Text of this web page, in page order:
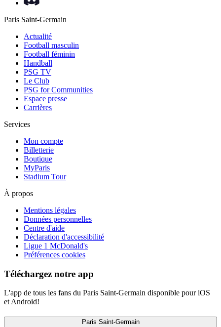
Paris Saint-Germain
Actualité
Football masculin
Football féminin
Handball
PSG TV
Le Club
PSG for Communities
Espace presse
Carrières
Services
Mon compte
Billetterie
Boutique
MyParis
Stadium Tour
À propos
Mentions légales
Données personnelles
Centre d'aide
Déclaration d'accessibilité
Ligue 1 McDonald's
Préférences cookies
Téléchargez notre app
L'app de tous les fans du Paris Saint-Germain disponible pour iOS
et Android!
Paris Saint-Germain